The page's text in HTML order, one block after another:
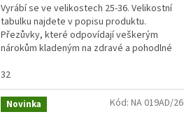
Vyrábí se ve velikostech 25-36. Velikostní
tabulku najdete v popisu produktu.
Přezůvky, které odpovídají veškerým
nárokům kladeným na zdravé a pohodlné
32
Novinka Kód: NA 019AD/26